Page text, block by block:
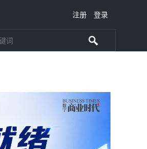
注册 登录